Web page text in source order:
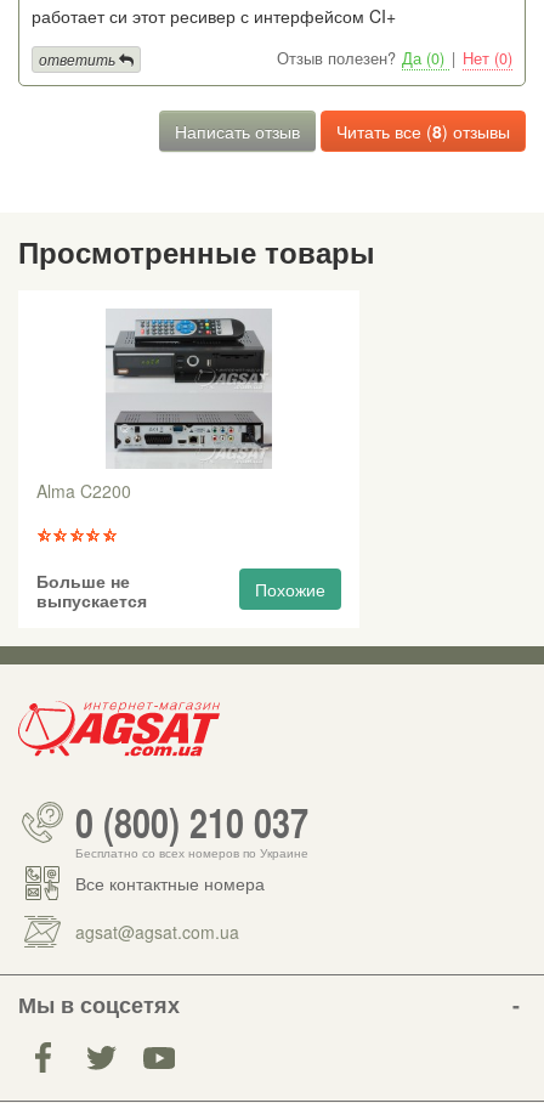
работает си этот ресивер с интерфейсом CI+
Отзыв полезен? Да (0) | Нет (0)
ответить
Написать отзыв Читать все (8) отзывы
Просмотренные товары
Alma C2200
Больше не
выпускается
Похожие
0 (800) 210 037
Бесплатно со всех номеров по Украине
Все контактные номера
agsat@agsat.com.ua
Мы в соцсетях